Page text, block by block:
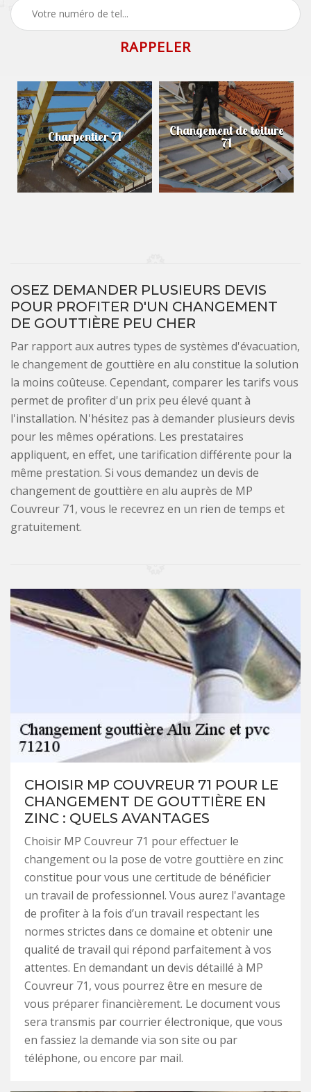
Charpentier 71 Changement de toiture
71
OSEZ DEMANDER PLUSIEURS DEVIS
POUR PROFITER D'UN CHANGEMENT
DE GOUTTIÈRE PEU CHER
Par rapport aux autres types de systèmes d'évacuation,
le changement de gouttière en alu constitue la solution
la moins coûteuse. Cependant, comparer les tarifs vous
permet de profiter d'un prix peu élevé quant à
l'installation. N'hésitez pas à demander plusieurs devis
pour les mêmes opérations. Les prestataires
appliquent, en effet, une tarification différente pour la
même prestation. Si vous demandez un devis de
changement de gouttière en alu auprès de MP
Couvreur 71, vous le recevrez en un rien de temps et
gratuitement.
CHOISIR MP COUVREUR 71 POUR LE
CHANGEMENT DE GOUTTIÈRE EN
ZINC : QUELS AVANTAGES
Choisir MP Couvreur 71 pour effectuer le
changement ou la pose de votre gouttière en zinc
constitue pour vous une certitude de bénéficier
un travail de professionnel. Vous aurez l'avantage
de profiter à la fois d’un travail respectant les
normes strictes dans ce domaine et obtenir une
qualité de travail qui répond parfaitement à vos
attentes. En demandant un devis détaillé à MP
Couvreur 71, vous pourrez être en mesure de
vous préparer financièrement. Le document vous
sera transmis par courrier électronique, que vous
en fassiez la demande via son site ou par
téléphone, ou encore par mail.